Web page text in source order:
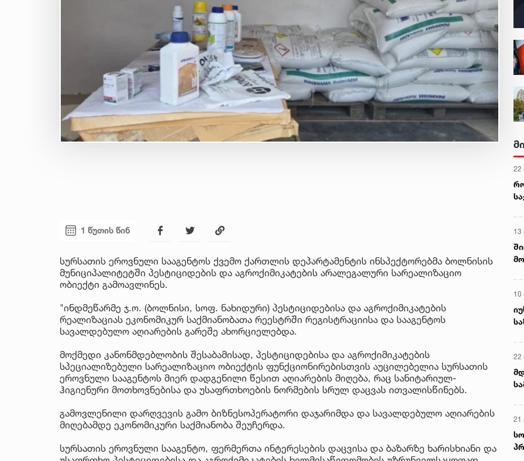
1 წუთის წინ
სურსათის ეროვნული სააგენტოს ქვემო ქართლის დეპარტამენტის ინსპექტორებმა ბოლნისის
მუნიციპალიტეტში პესტიციდების და აგროქიმიკატების არალეგალური სარეალიზაციო
ობიექტი გამოავლინეს.
"ინდმეწარმე ჯ.ო. (ბოლნისი, სოფ. ნახიდური) პესტიციდებისა და აგროქიმიკატების
რეალიზაციას ეკონომიკურ საქმიანობათა რეესტრში რეგისტრაციისა და სააგენტოს
სავალდებულო აღიარების გარეშე ახორციელებდა.
მოქმედი კანონმდებლობის შესაბამისად, პესტიციდებისა და აგროქიმიკატების
სპეციალიზებული სარეალიზაციო ობიექტის ფუნქციონირებისთვის აუცილებელია სურსათის
ეროვნული სააგენტოს მიერ დადგენილი წესით აღიარების მიღება, რაც სანიტარიულ-
ჰიგიენური მოთხოვნებისა და უსაფრთხოების ნორმების სრულ დაცვას ითვალისწინებს.
გამოვლენილი დარღვევის გამო ბიზნესოპერატორი დაჯარიმდა და სავალდებულო აღიარების
მიღებამდე ეკონომიკური საქმიანობა შეუჩერდა.
სურსათის ეროვნული სააგენტო, ფერმერთა ინტერესების დაცვისა და ბაზარზე ხარისხიანი და
22
13
10
22
21